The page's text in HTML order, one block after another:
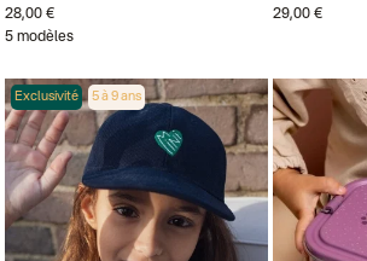
28,00 €
5 modèles
29,00 €
5 à 9 ans
Exclusivité